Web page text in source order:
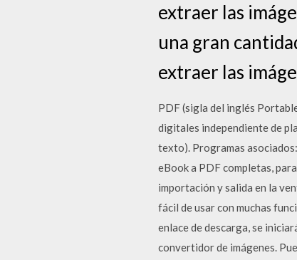
extraer las
una gran
extraer las
PDF (sigla del inglés
digitales independiente de
texto). Programas
eBook a PDF completas,
importación y salida en la
fácil de usar con muchas
enlace de descarga, se
convertidor de imágenes.